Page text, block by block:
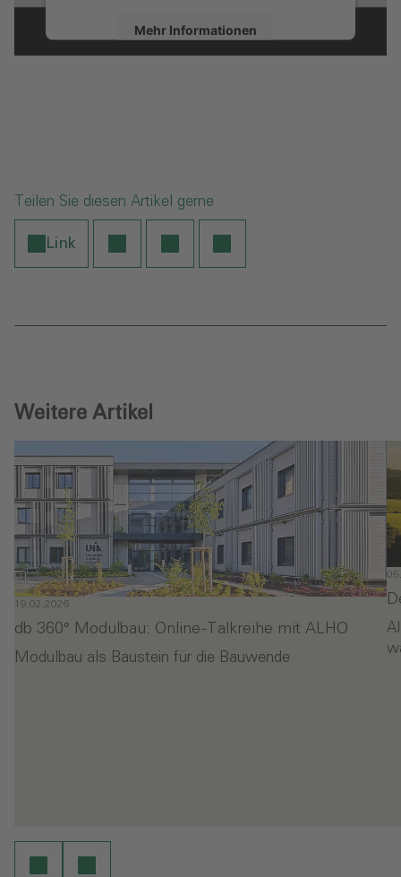
Mehr Informationen
Teilen Sie diesen Artikel gerne
Link
Weitere Artikel
19.02.2026
db 360° Modulbau: Online-Talkreihe mit ALHO
Modulbau als Baustein für die Bauwende